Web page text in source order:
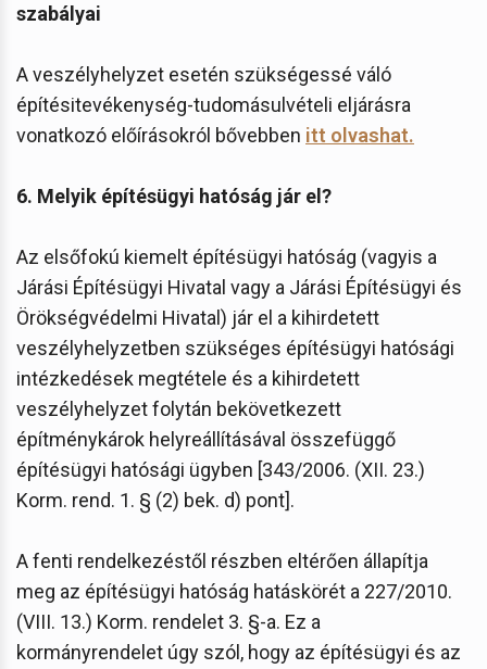
szabályai
A veszélyhelyzet esetén szükségessé váló
építésitevékenység-tudomásulvételi eljárásra
vonatkozó előírásokról bővebben itt olvashat.
6. Melyik építésügyi hatóság jár el?
Az elsőfokú kiemelt építésügyi hatóság (vagyis a
Járási Építésügyi Hivatal vagy a Járási Építésügyi és
Örökségvédelmi Hivatal) jár el a kihirdetett
veszélyhelyzetben szükséges építésügyi hatósági
intézkedések megtétele és a kihirdetett
veszélyhelyzet folytán bekövetkezett
építménykárok helyreállításával összefüggő
építésügyi hatósági ügyben [343/2006. (XII. 23.)
Korm. rend. 1. § (2) bek. d) pont].
A fenti rendelkezéstől részben eltérően állapítja
meg az építésügyi hatóság hatáskörét a 227/2010.
(VIII. 13.) Korm. rendelet 3. §-a. Ez a
kormányrendelet úgy szól, hogy az építésügyi és az